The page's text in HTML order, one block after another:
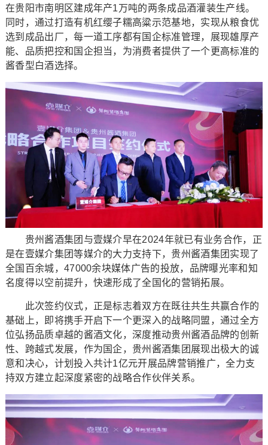
在贵阳市南明区建成年产1万吨的两条成品酒灌装生产线。
同时，通过打造有机红缨子糯高粱示范基地，实现从粮食优
选到成品出厂，每一道工序都有国企标准管理，展现雄厚产
能、品质把控和国企担当，为消费者提供了一个更高标准的
酱香型白酒选择。
贵州酱酒集团与壹媒介早在2024年就已有业务合作，正
是在壹媒介集团等媒介的大力支持下，贵州酱酒集团实现了
全国百余城，47000余块媒体广告的投放，品牌曝光率和知
名度得以空前提升，快速形成了全国化的营销拓展。
此次签约仪式，正是标志着双方在既往共生共赢合作的
基础上，即将携手开启下一个更深入的战略同盟，通过全方
位弘扬品质卓越的酱酒文化，深度推动贵州酱酒品牌的创新
性、跨越式发展，作为国企，贵州酱酒集团展现出极大的诚
意和决心，计划投入共计1亿元开展品牌营销推广，全力支
持双方建立起深度紧密的战略合作伙伴关系。